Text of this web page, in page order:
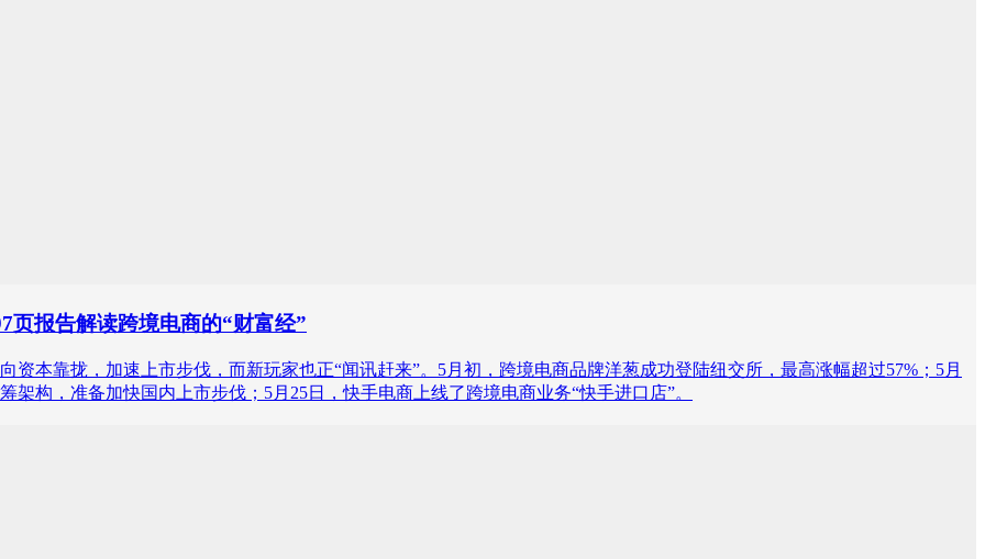
报告解读跨境电商的“财富经”
本靠拢，加速上市步伐，而新玩家也正“闻讯赶来”。5月初，跨境电商品牌洋葱成功登陆纽交所，最高涨幅超过57%；5月
构，准备加快国内上市步伐；5月25日，快手电商上线了跨境电商业务“快手进口店”。